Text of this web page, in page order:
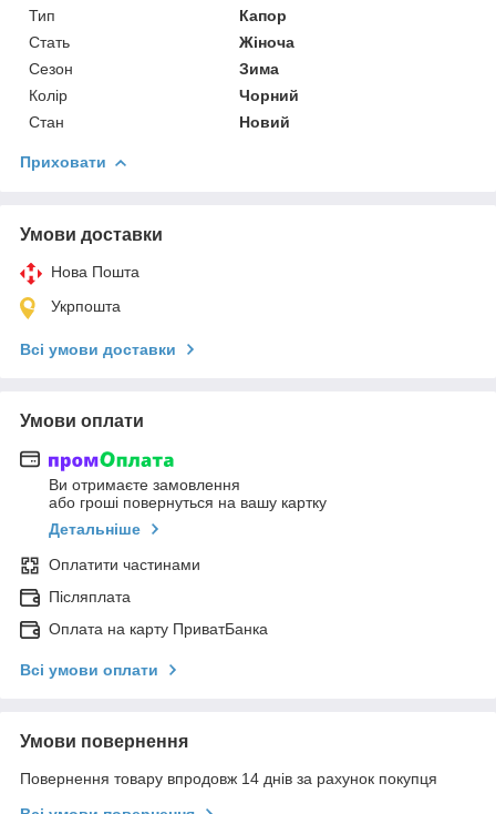
Тип
Капор
Стать
Жіноча
Сезон
Зима
Колір
Чорний
Стан
Новий
Приховати
Умови доставки
Нова Пошта
Укрпошта
Всі умови доставки
Умови оплати
Ви отримаєте замовлення
або гроші повернуться на вашу картку
Детальніше
Оплатити частинами
Післяплата
Оплата на карту ПриватБанка
Всі умови оплати
Умови повернення
Повернення товару впродовж 14 днів за рахунок покупця